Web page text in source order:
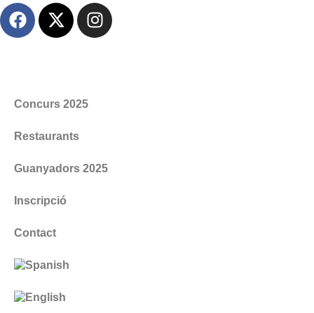
Concurs 2025
Restaurants
Guanyadors 2025
Inscripció
Contact